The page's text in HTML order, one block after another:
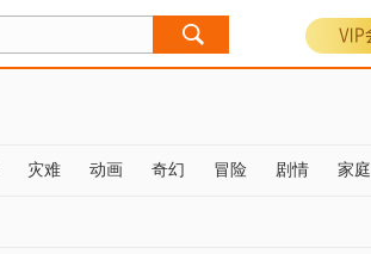
灾难 动画 奇幻 冒险 剧情 家庭